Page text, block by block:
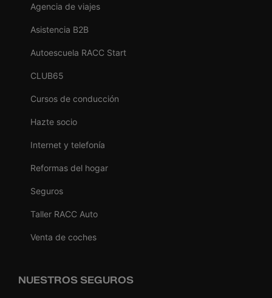
Agencia de viajes
Asistencia B2B
Autoescuela RACC Start
CLUB65
Cursos de conducción
Hazte socio
Internet y telefonía
Reformas del hogar
Seguros
Taller RACC Auto
Venta de coches
NUESTROS SEGUROS